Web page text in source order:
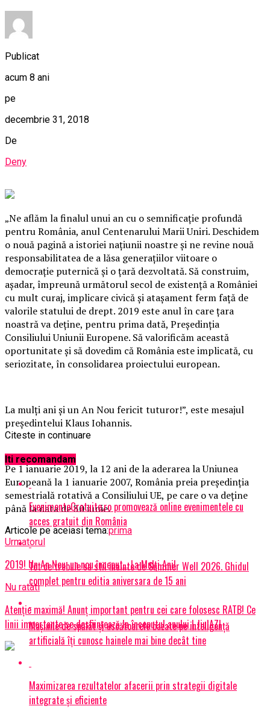
Publicat
acum 8 ani
pe
decembrie 31, 2018
De
Deny
„Ne aflăm la finalul unui an cu o semnificaţie profundă
pentru România, anul Centenarului Marii Uniri. Deschidem
o nouă pagină a istoriei naţiunii noastre şi ne revine nouă
responsabilitatea de a lăsa generaţiilor viitoare o
democraţie puternică şi o ţară dezvoltată. Să construim,
aşadar, împreună următorul secol de existenţă a României
cu mult curaj, implicare civică şi ataşament ferm faţă de
valorile statului de drept. 2019 este anul în care ţara
noastră va deţine, pentru prima dată, Preşedinţia
Consiliului Uniunii Europene. Să valorificăm această
oportunitate şi să dovedim că România este implicată, cu
seriozitate, în consolidarea proiectului european.
La mulţi ani şi un An Nou fericit tuturor!”, este mesajul
preşedintelui Klaus Iohannis.
Pe 1 ianuarie 2019, la 12 ani de la aderarea la Uniunea
Europeană la 1 ianuarie 2007, România preia preşedinţia
semestrială rotativă a Consiliului UE, pe care o va deţine
până la data de 30 iunie.
Articole pe aceiasi tema:prima
Urmatorul
2019! Un An Nou, un nou început… La Mulţi Ani!
Nu ratati
Atenție maximă! Anunț important pentru cei care folosesc RATB! Ce
linii importante se desființează la începutul anului | JiulAZI
Citeste in continuare
Iti recomandam
EvenimenteGratuite.ro promovează online evenimentele cu
acces gratuit din România
Tot ce trebuie sa stii inainte de Summer Well 2026. Ghidul
complet pentru editia aniversara de 15 ani
Mașinile de spălat și uscătoarele bazate pe inteligență
artificială îți cunosc hainele mai bine decât tine
Maximizarea rezultatelor afacerii prin strategii digitale
integrate și eficiente